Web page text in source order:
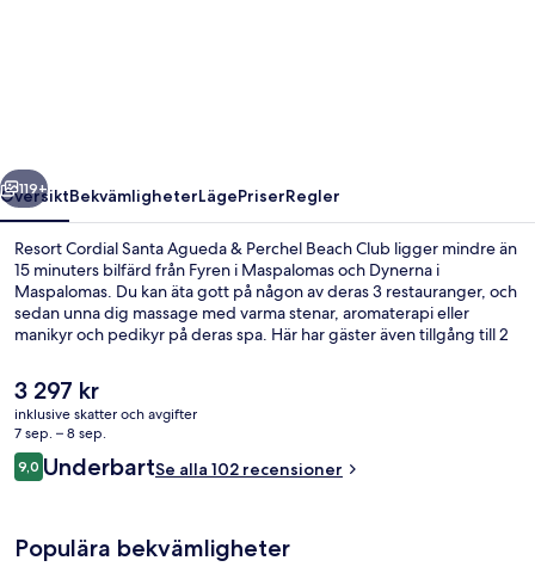
Beach
Club
Nästa
119+
ÖversiktBekvämligheterLägePriserRegler
Resort Cordial Santa Agueda & Perchel Beach Club ligger mindre än
15 minuters bilfärd från Fyren i Maspalomas och Dynerna i
Maspalomas. Du kan äta gott på någon av deras 3 restauranger, och
sedan unna dig massage med varma stenar, aromaterapi eller
manikyr och pedikyr på deras spa. Här har gäster även tillgång till 2
bäddsoffor. Andra resenärer uppskattar den hjälpsamma
personalen.
Det
nuvarande
priset
är
3 297 kr
3 297 kr
inklusive skatter och avgifter
7 sep. – 8 sep.
Recensioner
9,09,0 av 10,
UnderbartSe alla 102 recensioner
Populära bekvämligheter